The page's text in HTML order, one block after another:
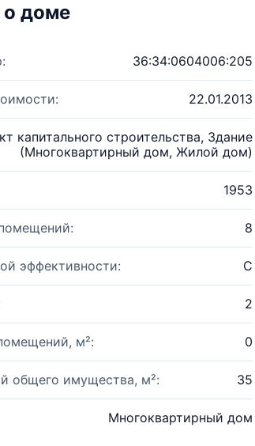
доме
36:34:0604006:205
22.01.2013
капитального строительства, Здание
(Многоквартирный дом, Жилой дом)
1953
8
эффективности: C
2
м²: 0
общего имущества, м²: 35
Многоквартирный дом